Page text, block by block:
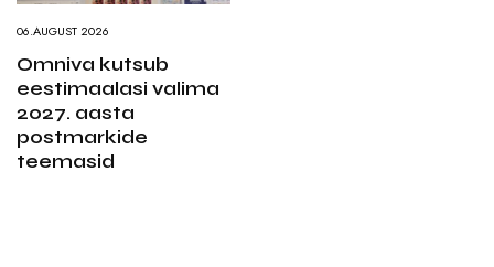
06.AUGUST 2026
Omniva kutsub
eestimaalasi valima
2027. aasta
postmarkide
teemasid